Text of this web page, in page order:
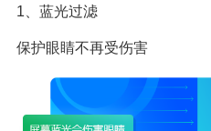
1、蓝光过滤
保护眼睛不再受伤害